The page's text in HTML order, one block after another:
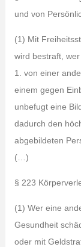
und von
(1) Mit
wird bestraft, wer
1. von einer
einem gegen
unbefugt eine
dadurch den
abgebildeten
(…)
§ 223
(1) Wer eine
Gesundheit
oder mit